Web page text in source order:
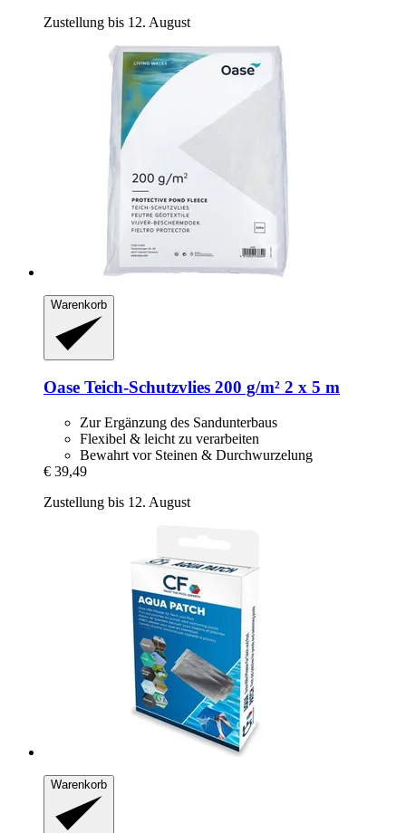
Zustellung bis 12. August
Warenkorb
Oase Teich-​Schutzvlies 200 g/m² 2 x 5 m
Zur Ergänzung des Sandunterbaus
Flexibel & leicht zu verarbeiten
Bewahrt vor Steinen & Durchwurzelung
€ 39,49
Zustellung bis 12. August
Warenkorb